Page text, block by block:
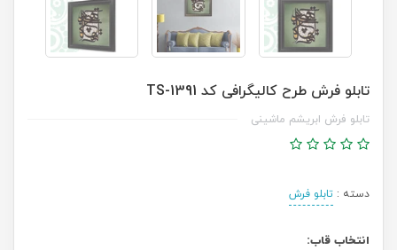
تابلو فرش طرح کالیگرافی کد TS-1391
تابلو فرش ابریشم ماشینی
دسته : تابلو فرش
انتخاب قاب: